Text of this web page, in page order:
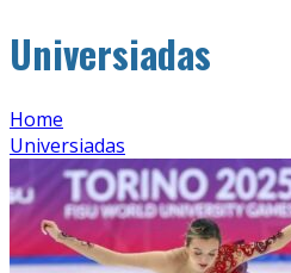
Universiadas
Home
Universiadas